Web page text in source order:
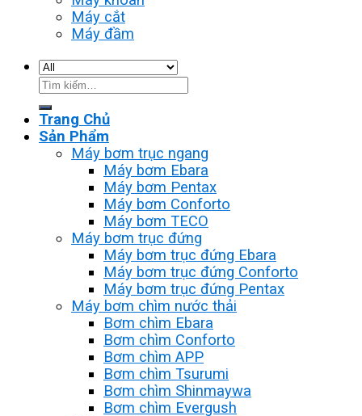
Máy cắt
Máy đầm
Tìm
kiếm:
Trang Chủ
Sản Phẩm
Máy bơm trục ngang
Máy bơm Ebara
Máy bơm Pentax
Máy bơm Conforto
Máy bơm TECO
Máy bơm trục đứng
Máy bơm trục đứng Ebara
Máy bơm trục đứng Conforto
Máy bơm trục đứng Pentax
Máy bơm chìm nước thải
Bơm chìm Ebara
Bơm chìm Conforto
Bơm chìm APP
Bơm chìm Tsurumi
Bơm chìm Shinmaywa
Bơm chìm Evergush